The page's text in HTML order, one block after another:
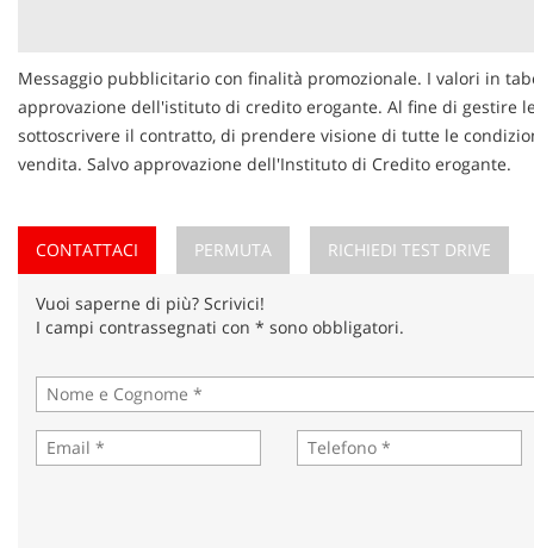
Messaggio pubblicitario con finalità promozionale. I valori in
approvazione dell'istituto di credito erogante. Al fine di gestire
sottoscrivere il contratto, di prendere visione di tutte le
vendita. Salvo approvazione dell'Instituto di Credito erogante.
CONTATTACI PERMUTA RICHIEDI TEST DRIVE
Vuoi saperne di più? Scrivici!
I campi contrassegnati con * sono obbligatori.